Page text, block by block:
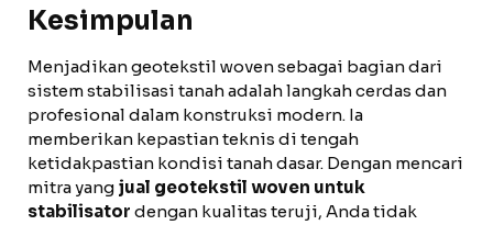
Kesimpulan
Menjadikan geotekstil woven sebagai bagian dari
sistem stabilisasi tanah adalah langkah cerdas dan
profesional dalam konstruksi modern. Ia
memberikan kepastian teknis di tengah
ketidakpastian kondisi tanah dasar. Dengan mencari
mitra yang jual geotekstil woven untuk
stabilisator dengan kualitas teruji, Anda tidak